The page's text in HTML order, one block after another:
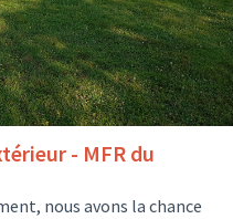
- MFR du
nous avons la chance